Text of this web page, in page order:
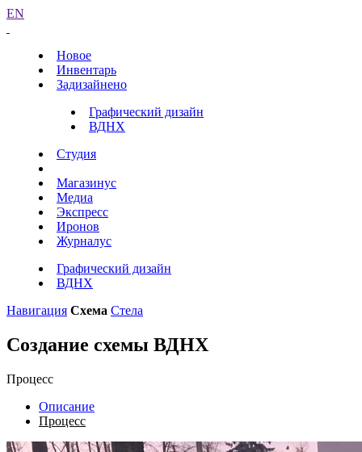
EN
Новое
Инвентарь
Задизайнено
Графический дизайн
ВДНХ
Студия
Магазинус
Медиа
Экспресс
Иронов
Журналус
Графический дизайн
ВДНХ
Навигация Схема Стела
Создание схемы ВДНХ
Процесс
Описание
Процесс